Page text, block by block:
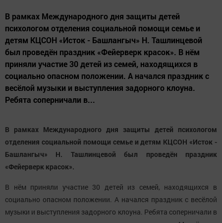
В рамках Международного дня защиты детей
психологом отделения социальной помощи семье и
детям КЦСОН «Исток - Башлангыч» Н. Ташлинцевой
был проведён праздник «Фейерверк красок». В нём
приняли участие 30 детей из семей, находящихся в
социально опасном положении. А начался праздник с
весёлой музыки и выступления задорного клоуна.
Ребята соперничали в...
В рамках Международного дня защиты детей психологом
отделения социальной помощи семье и детям КЦСОН «Исток -
Башлангыч» Н. Ташлинцевой был проведён праздник
«Фейерверк красок».
В нём приняли участие 30 детей из семей, находящихся в
социально опасном положении. А начался праздник с весёлой
музыки и выступления задорного клоуна. Ребята соперничали в